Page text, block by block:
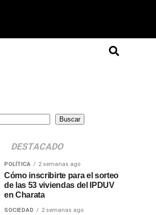
Buscar
DESTACADO
POLÍTICA 2 semanas ago
Cómo inscribirte para el sorteo
de las 53 viviendas del IPDUV
en Charata
SOCIEDAD 2 semanas ago